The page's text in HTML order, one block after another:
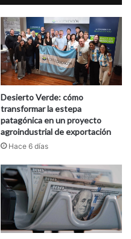
Desierto Verde: cómo
transformar la estepa
patagónica en un proyecto
agroindustrial de exportación
Hace 6 días